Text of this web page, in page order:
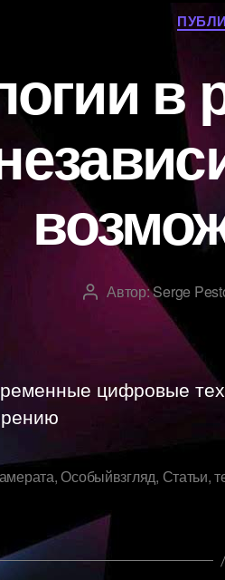
в
Автор
Автор:Serge
цифровые
,Особыйвзгляд, Статьи,